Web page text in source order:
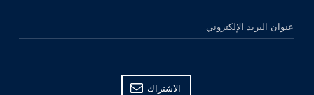
عنوان البريد الإلكتروني
الاشتراك